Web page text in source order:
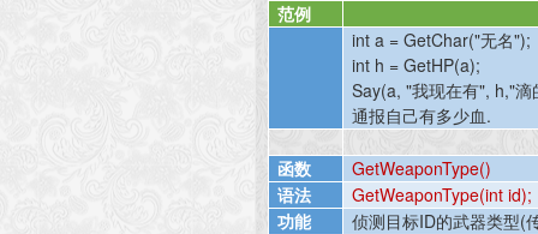
范例
int a = GetChar("无名");
int h = GetHP(a);
Say(a, "我现在有", h,"滴
通报自己有多少血.
函数
GetWeaponType()
语法
GetWeaponType(int id);
功能
侦测目标ID的武器类型(